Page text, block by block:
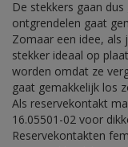
De stekkers gaan
ontgrendelen gaat
Zomaar een idee, als
stekker ideaal op
worden omdat ze
gaat gemakkelijk los
Als reservekontakt
16.05501-02 voor
Reservekontakten